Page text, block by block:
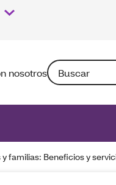
nosotrosBuscar: Si
familias: Beneficios y